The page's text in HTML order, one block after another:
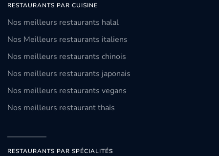
RESTAURANTS PAR CUISINE
Nos meilleurs restaurants halal
Nos Meilleurs restaurants italiens
Nos meilleurs restaurants chinois
Nos meilleurs restaurants japonais
Nos meilleurs restaurants vegans
Nos meilleurs restaurant thaïs
RESTAURANTS PAR SPÉCIALITÉS